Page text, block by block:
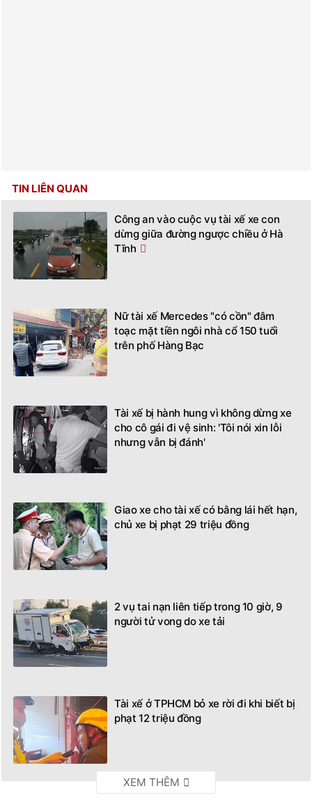
TIN LIÊN QUAN
Công an vào cuộc vụ tài xế xe con
dừng giữa đường ngược chiều ở Hà
Tĩnh
Nữ tài xế Mercedes "có cồn" đâm
toạc mặt tiền ngôi nhà cổ 150 tuổi
trên phố Hàng Bạc
Tài xế bị hành hung vì không dừng xe
cho cô gái đi vệ sinh: 'Tôi nói xin lỗi
nhưng vẫn bị đánh'
Giao xe cho tài xế có bằng lái hết hạn,
chủ xe bị phạt 29 triệu đồng
2 vụ tai nạn liên tiếp trong 10 giờ, 9
người tử vong do xe tải
Tài xế ở TPHCM bỏ xe rời đi khi biết bị
phạt 12 triệu đồng